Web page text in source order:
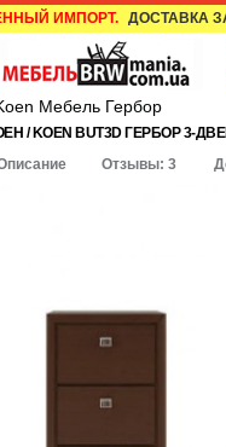
ИМПОРТ. ДОСТАВКА
Мебель Гербор
/ KOEN BUT3D ГЕРБОР 3-
Отзывы: 3